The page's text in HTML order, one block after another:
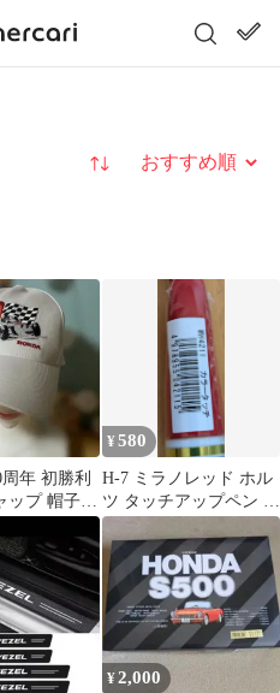
並び替え
年 初勝利
ップ 帽子
¥580
H-7 ミラノレッド ホル
ツ タッチアップペン ホ
ンダ用【新品】
¥2,000